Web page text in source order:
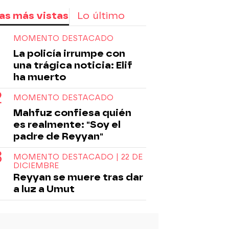
más vistas Lo último
MOMENTO DESTACADO
La policía irrumpe con
una trágica noticia: Elif
ha muerto
MOMENTO DESTACADO
Mahfuz confiesa quién
es realmente: "Soy el
padre de Reyyan"
MOMENTO DESTACADO | 22 DE
DICIEMBRE
Reyyan se muere tras dar
a luz a Umut